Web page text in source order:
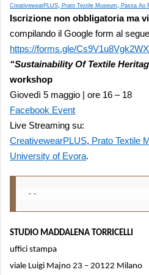
CreativewearPLUS
Prato Textile Museum Passa Ao
Iscrizione non obbligatoria ma
compilando il Google form al
https://forms.gle/
“Sustainability Of Textile
workshop
Giovedì 5 maggio | ore 16 – 18
Facebook Event
Live Streaming su:
CreativewearPLUS, Prato Textile
University of Evora.
STUDIO MADDALENA TORRICELLI
uffici stampa
viale Luigi Majno 23 – 20122 Milano